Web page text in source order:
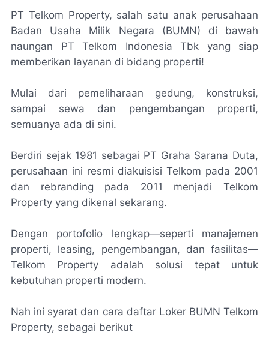
PT Telkom Property, salah satu anak perusahaan
Badan Usaha Milik Negara (BUMN) di bawah
naungan PT Telkom Indonesia Tbk yang siap
memberikan layanan di bidang properti!
Mulai dari pemeliharaan gedung, konstruksi,
sampai sewa dan pengembangan properti,
semuanya ada di sini.
Berdiri sejak 1981 sebagai PT Graha Sarana Duta,
perusahaan ini resmi diakuisisi Telkom pada 2001
dan rebranding pada 2011 menjadi Telkom
Property yang dikenal sekarang.
Dengan portofolio lengkap—seperti manajemen
properti, leasing, pengembangan, dan fasilitas—
Telkom Property adalah solusi tepat untuk
kebutuhan properti modern.
Nah ini syarat dan cara daftar Loker BUMN Telkom
Property, sebagai berikut